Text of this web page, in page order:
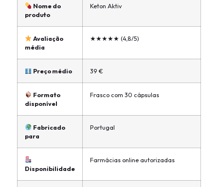
Nome do
produto
Keton Aktiv
Avaliação
média
★★★★★ (4,8/5)
Preço médio 39 €
Formato
disponível
Frasco com 30 cápsulas
Fabricado
para
Portugal
Disponibilidade
Farmácias online autorizadas